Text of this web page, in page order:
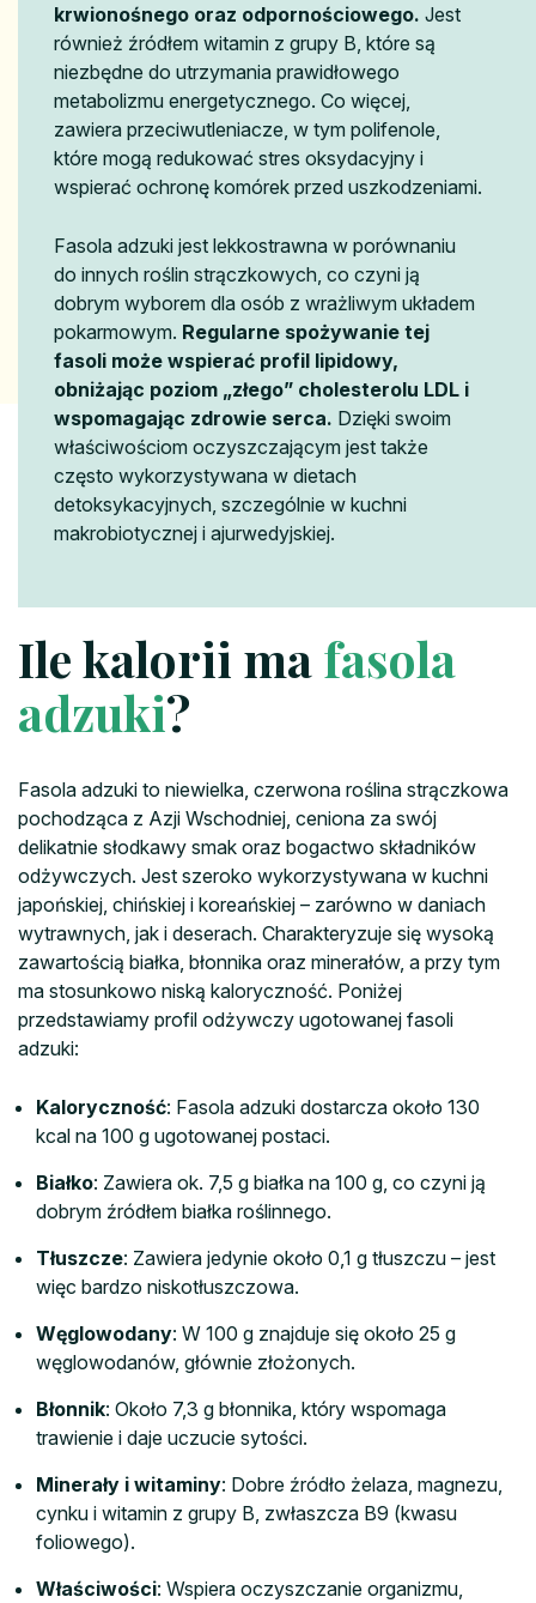
krwionośnego oraz odpornościowego. Jest
również źródłem witamin z grupy B, które są
niezbędne do utrzymania prawidłowego
metabolizmu energetycznego. Co więcej,
zawiera przeciwutleniacze, w tym polifenole,
które mogą redukować stres oksydacyjny i
wspierać ochronę komórek przed uszkodzeniami.
Fasola adzuki jest lekkostrawna w porównaniu
do innych roślin strączkowych, co czyni ją
dobrym wyborem dla osób z wrażliwym układem
pokarmowym. Regularne spożywanie tej
fasoli może wspierać profil lipidowy,
obniżając poziom „złego” cholesterolu LDL i
wspomagając zdrowie serca. Dzięki swoim
właściwościom oczyszczającym jest także
często wykorzystywana w dietach
detoksykacyjnych, szczególnie w kuchni
makrobiotycznej i ajurwedyjskiej.
Ile kalorii mafasola
adzuki?
Fasola adzuki to niewielka, czerwona roślina strączkowa
pochodząca z Azji Wschodniej, ceniona za swój
delikatnie słodkawy smak oraz bogactwo składników
odżywczych. Jest szeroko wykorzystywana w kuchni
japońskiej, chińskiej i koreańskiej – zarówno w daniach
wytrawnych, jak i deserach. Charakteryzuje się wysoką
zawartością białka, błonnika oraz minerałów, a przy tym
ma stosunkowo niską kaloryczność. Poniżej
przedstawiamy profil odżywczy ugotowanej fasoli
adzuki:
Kaloryczność: Fasola adzuki dostarcza około 130
kcal na 100 g ugotowanej postaci.
Białko: Zawiera ok. 7,5 g białka na 100 g, co czyni ją
dobrym źródłem białka roślinnego.
Tłuszcze: Zawiera jedynie około 0,1 g tłuszczu – jest
więc bardzo niskotłuszczowa.
Węglowodany: W 100 g znajduje się około 25 g
węglowodanów, głównie złożonych.
Błonnik: Około 7,3 g błonnika, który wspomaga
trawienie i daje uczucie sytości.
Minerały i witaminy: Dobre źródło żelaza, magnezu,
cynku i witamin z grupy B, zwłaszcza B9 (kwasu
foliowego).
Właściwości: Wspiera oczyszczanie organizmu,